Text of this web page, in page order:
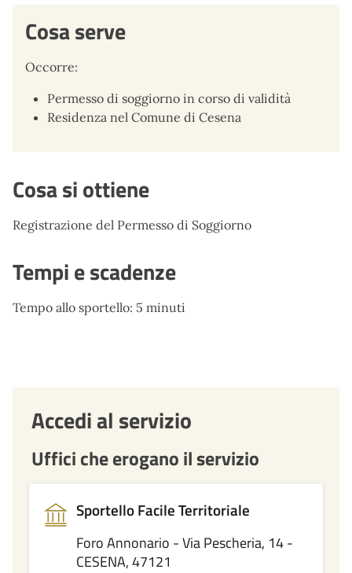
Cosa serve
Occorre:
Permesso di soggiorno in corso di validità
Residenza nel Comune di Cesena
Cosa si ottiene
Registrazione del Permesso di Soggiorno
Tempi e scadenze
Tempo allo sportello: 5 minuti
Accedi al servizio
Uffici che erogano il servizio
Sportello Facile Territoriale
Foro Annonario - Via Pescheria, 14 -
CESENA, 47121